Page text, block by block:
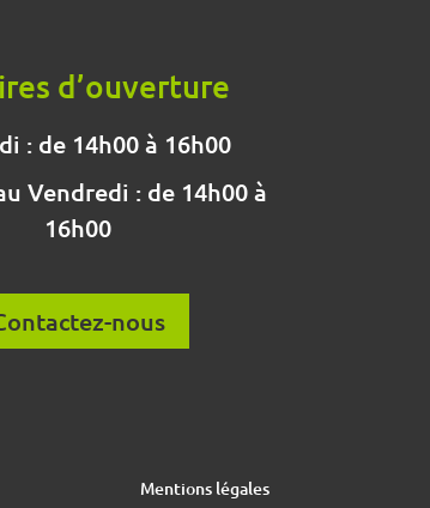
d’ouverture
: de 14h00 à 16h00
Vendredi : de 14h00 à
16h00
nous
Mentions légales